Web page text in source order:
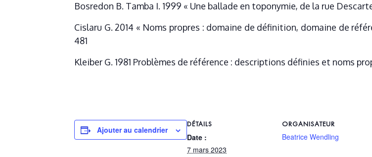
Bosredon B. Tamba I. 1999 « Une ballade en toponymie, de la rue
Cislaru G. 2014 « Noms propres : domaine de définition, domaine de
481
Kleiber G. 1981 Problèmes de référence : descriptions définies et noms
Ajouter au calendrier
DÉTAILS
Date :
7 mars 2023
ORGANISATEUR
Beatrice Wendling